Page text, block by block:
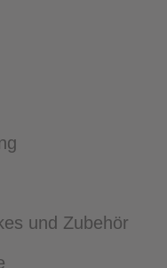
und Zubehör